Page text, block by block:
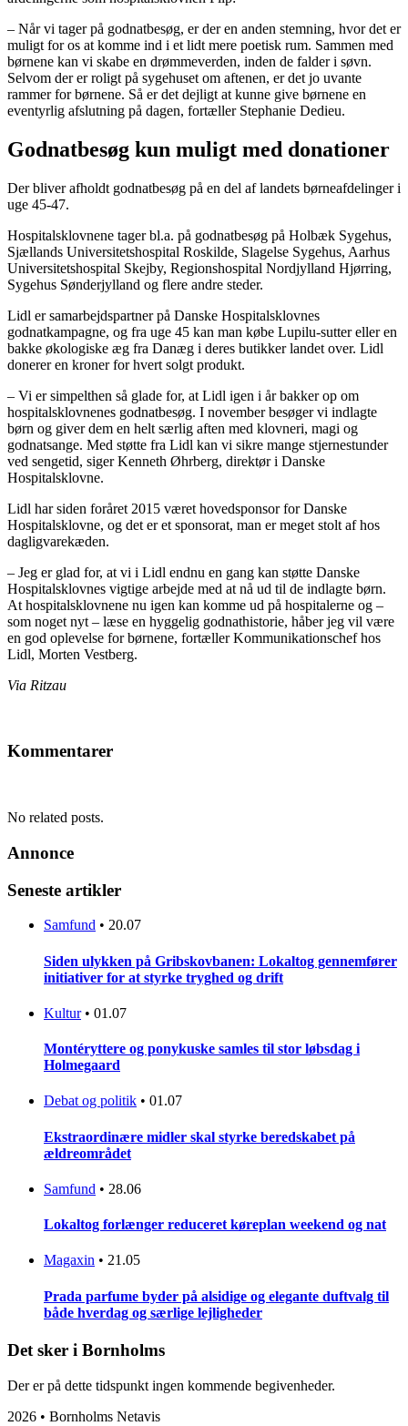
– Når vi tager på godnatbesøg, er der en anden stemning, hvor det er
muligt for os at komme ind i et lidt mere poetisk rum. Sammen med
børnene kan vi skabe en drømmeverden, inden de falder i søvn.
Selvom der er roligt på sygehuset om aftenen, er det jo uvante
rammer for børnene. Så er det dejligt at kunne give børnene en
eventyrlig afslutning på dagen, fortæller Stephanie Dedieu.
Godnatbesøg kun muligt med donationer
Der bliver afholdt godnatbesøg på en del af landets børneafdelinger i
uge 45-47.
Hospitalsklovnene tager bl.a. på godnatbesøg på Holbæk Sygehus,
Sjællands Universitetshospital Roskilde, Slagelse Sygehus, Aarhus
Universitetshospital Skejby, Regionshospital Nordjylland Hjørring,
Sygehus Sønderjylland og flere andre steder.
Lidl er samarbejdspartner på Danske Hospitalsklovnes
godnatkampagne, og fra uge 45 kan man købe Lupilu-sutter eller en
bakke økologiske æg fra Danæg i deres butikker landet over. Lidl
donerer en kroner for hvert solgt produkt.
– Vi er simpelthen så glade for, at Lidl igen i år bakker op om
hospitalsklovnenes godnatbesøg. I november besøger vi indlagte
børn og giver dem en helt særlig aften med klovneri, magi og
godnatsange. Med støtte fra Lidl kan vi sikre mange stjernestunder
ved sengetid, siger Kenneth Øhrberg, direktør i Danske
Hospitalsklovne.
Lidl har siden foråret 2015 været hovedsponsor for Danske
Hospitalsklovne, og det er et sponsorat, man er meget stolt af hos
dagligvarekæden.
– Jeg er glad for, at vi i Lidl endnu en gang kan støtte Danske
Hospitalsklovnes vigtige arbejde med at nå ud til de indlagte børn.
At hospitalsklovnene nu igen kan komme ud på hospitalerne og –
som noget nyt – læse en hyggelig godnathistorie, håber jeg vil være
en god oplevelse for børnene, fortæller Kommunikationschef hos
Lidl, Morten Vestberg.
Via Ritzau
Kommentarer
No related posts.
Annonce
Seneste artikler
Samfund • 20.07
Siden ulykken på Gribskovbanen: Lokaltog gennemfører
initiativer for at styrke tryghed og drift
Kultur • 01.07
Montéryttere og ponykuske samles til stor løbsdag i
Holmegaard
Debat og politik • 01.07
Ekstraordinære midler skal styrke beredskabet på
ældreområdet
Samfund • 28.06
Lokaltog forlænger reduceret køreplan weekend og nat
Magaxin • 21.05
Prada parfume byder på alsidige og elegante duftvalg til
både hverdag og særlige lejligheder
Det sker i Bornholms
Der er på dette tidspunkt ingen kommende begivenheder.
2026 • Bornholms Netavis